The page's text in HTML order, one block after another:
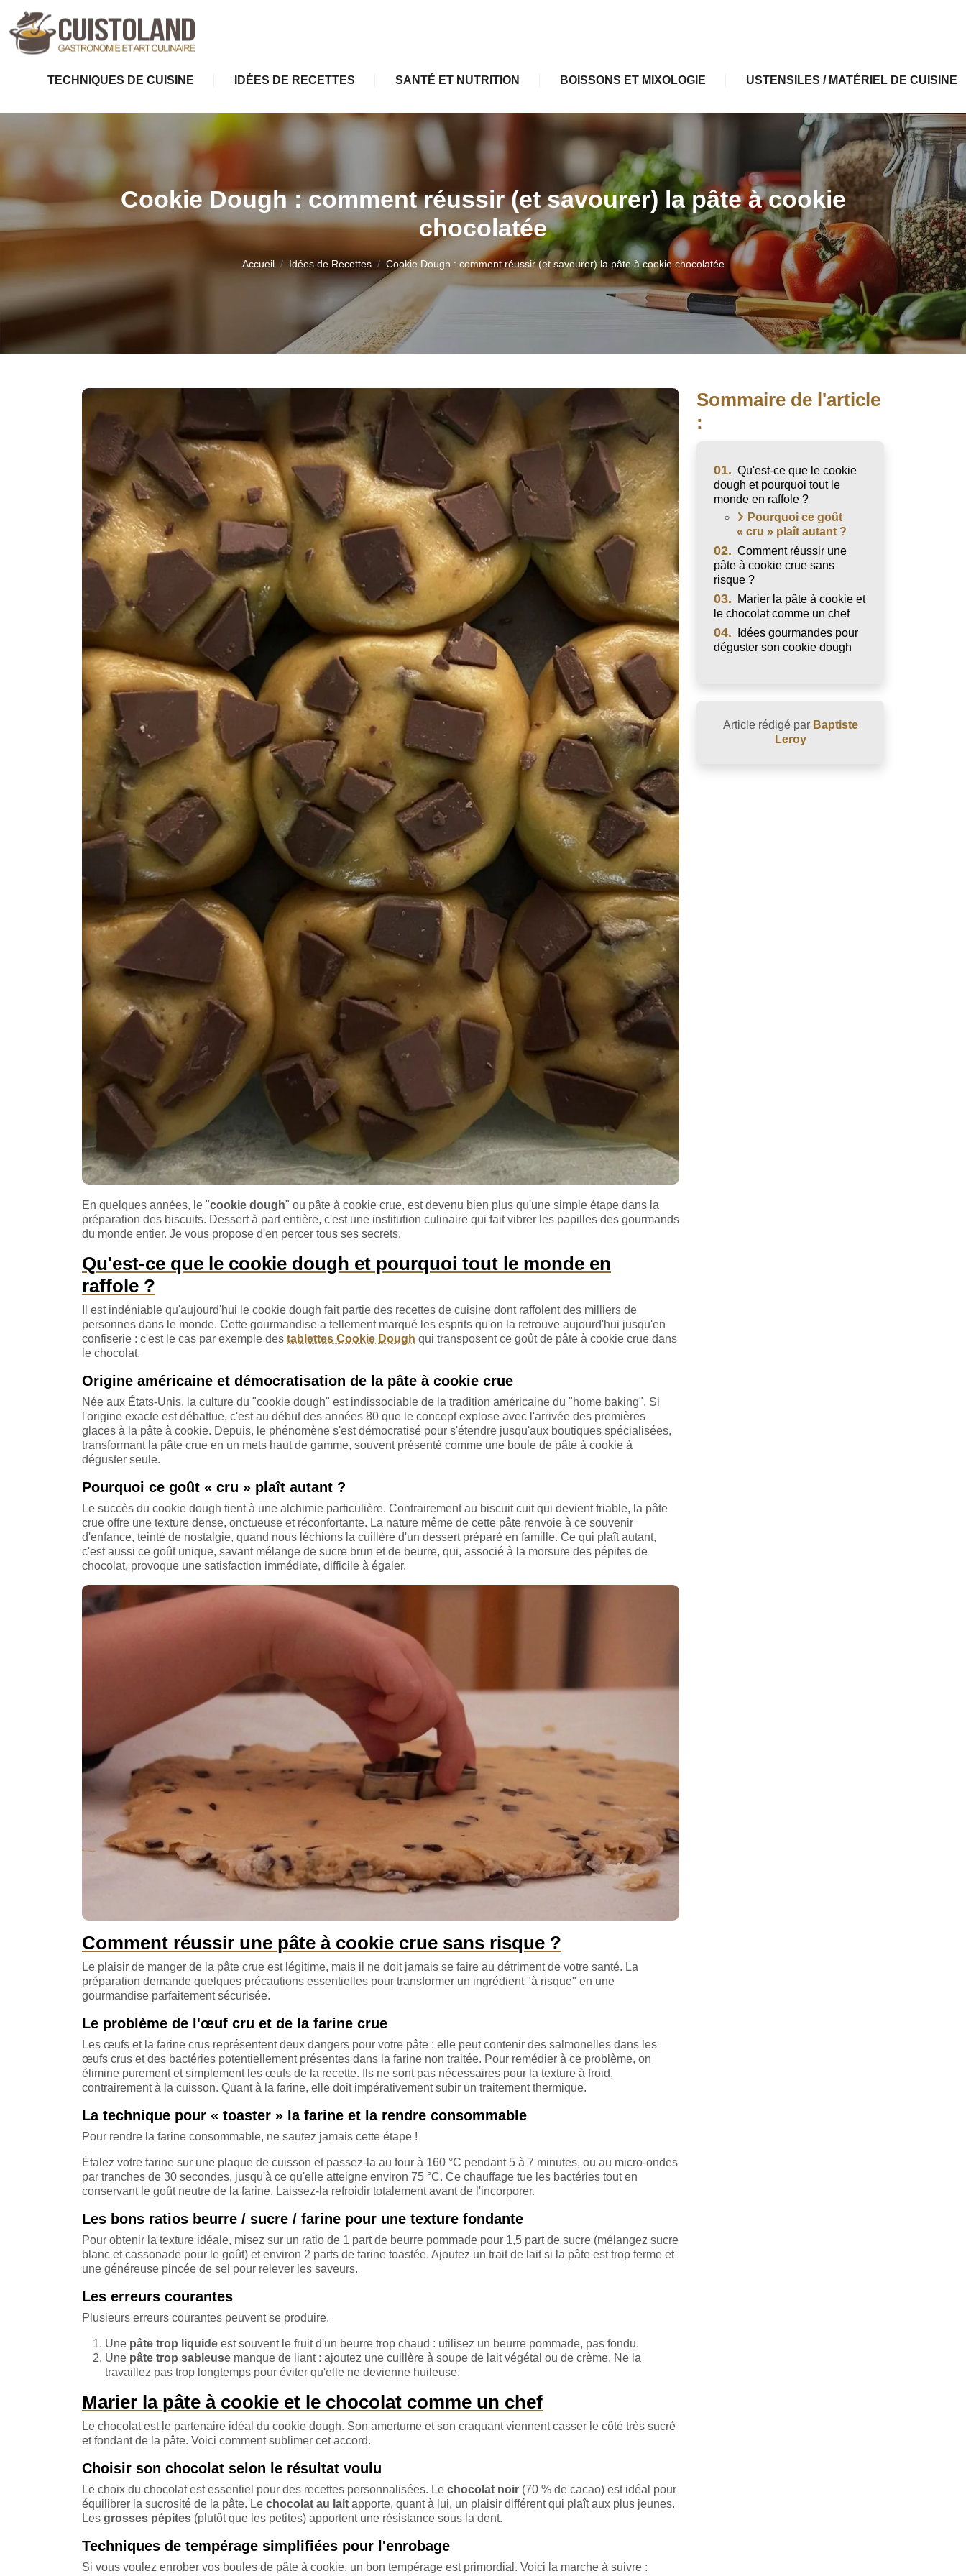
TECHNIQUES DE CUISINE IDÉES DE RECETTES SANTÉ ET NUTRITION BOISSONS ET MIXOLOGIE USTENSILES / MATÉRIEL DE CUISINE
Cookie Dough : comment réussir (et savourer) la pâte à cookie
chocolatée
Accueil Idées de Recettes Cookie Dough : comment réussir (et savourer) la pâte à cookie chocolatée
En quelques années, le "cookie dough" ou pâte à cookie crue, est devenu bien plus qu'une simple étape dans la
préparation des biscuits. Dessert à part entière, c'est une institution culinaire qui fait vibrer les papilles des gourmands
du monde entier. Je vous propose d'en percer tous ses secrets.
Qu'est-ce que le cookie dough et pourquoi tout le monde en
raffole ?
Il est indéniable qu'aujourd'hui le cookie dough fait partie des recettes de cuisine dont raffolent des milliers de
personnes dans le monde. Cette gourmandise a tellement marqué les esprits qu'on la retrouve aujourd'hui jusqu'en
confiserie : c'est le cas par exemple des tablettes Cookie Dough qui transposent ce goût de pâte à cookie crue dans
le chocolat.
Origine américaine et démocratisation de la pâte à cookie crue
Née aux États-Unis, la culture du "cookie dough" est indissociable de la tradition américaine du "home baking". Si
l'origine exacte est débattue, c'est au début des années 80 que le concept explose avec l'arrivée des premières
glaces à la pâte à cookie. Depuis, le phénomène s'est démocratisé pour s'étendre jusqu'aux boutiques spécialisées,
transformant la pâte crue en un mets haut de gamme, souvent présenté comme une boule de pâte à cookie à
déguster seule.
Pourquoi ce goût « cru » plaît autant ?
Le succès du cookie dough tient à une alchimie particulière. Contrairement au biscuit cuit qui devient friable, la pâte
crue offre une texture dense, onctueuse et réconfortante. La nature même de cette pâte renvoie à ce souvenir
d'enfance, teinté de nostalgie, quand nous léchions la cuillère d'un dessert préparé en famille. Ce qui plaît autant,
c'est aussi ce goût unique, savant mélange de sucre brun et de beurre, qui, associé à la morsure des pépites de
chocolat, provoque une satisfaction immédiate, difficile à égaler.
Comment réussir une pâte à cookie crue sans risque ?
Le plaisir de manger de la pâte crue est légitime, mais il ne doit jamais se faire au détriment de votre santé. La
préparation demande quelques précautions essentielles pour transformer un ingrédient "à risque" en une
gourmandise parfaitement sécurisée.
Le problème de l'œuf cru et de la farine crue
Les œufs et la farine crus représentent deux dangers pour votre pâte : elle peut contenir des salmonelles dans les
œufs crus et des bactéries potentiellement présentes dans la farine non traitée. Pour remédier à ce problème, on
élimine purement et simplement les œufs de la recette. Ils ne sont pas nécessaires pour la texture à froid,
contrairement à la cuisson. Quant à la farine, elle doit impérativement subir un traitement thermique.
La technique pour « toaster » la farine et la rendre consommable
Pour rendre la farine consommable, ne sautez jamais cette étape !
Étalez votre farine sur une plaque de cuisson et passez-la au four à 160 °C pendant 5 à 7 minutes, ou au micro-ondes
par tranches de 30 secondes, jusqu'à ce qu'elle atteigne environ 75 °C. Ce chauffage tue les bactéries tout en
conservant le goût neutre de la farine. Laissez-la refroidir totalement avant de l'incorporer.
Les bons ratios beurre / sucre / farine pour une texture fondante
Pour obtenir la texture idéale, misez sur un ratio de 1 part de beurre pommade pour 1,5 part de sucre (mélangez sucre
blanc et cassonade pour le goût) et environ 2 parts de farine toastée. Ajoutez un trait de lait si la pâte est trop ferme et
une généreuse pincée de sel pour relever les saveurs.
Les erreurs courantes
Plusieurs erreurs courantes peuvent se produire.
Une pâte trop liquide est souvent le fruit d'un beurre trop chaud : utilisez un beurre pommade, pas fondu.
Une pâte trop sableuse manque de liant : ajoutez une cuillère à soupe de lait végétal ou de crème. Ne la
travaillez pas trop longtemps pour éviter qu'elle ne devienne huileuse.
Marier la pâte à cookie et le chocolat comme un chef
Le chocolat est le partenaire idéal du cookie dough. Son amertume et son craquant viennent casser le côté très sucré
et fondant de la pâte. Voici comment sublimer cet accord.
Choisir son chocolat selon le résultat voulu
Le choix du chocolat est essentiel pour des recettes personnalisées. Le chocolat noir (70 % de cacao) est idéal pour
équilibrer la sucrosité de la pâte. Le chocolat au lait apporte, quant à lui, un plaisir différent qui plaît aux plus jeunes.
Les grosses pépites (plutôt que les petites) apportent une résistance sous la dent.
Techniques de tempérage simplifiées pour l'enrobage
Si vous voulez enrober vos boules de pâte à cookie, un bon tempérage est primordial. Voici la marche à suivre :
Sommaire de l'article
:
01. Qu'est-ce que le cookie
dough et pourquoi tout le
monde en raffole ?
Pourquoi ce goût
« cru » plaît autant ?
02. Comment réussir une
pâte à cookie crue sans
risque ?
03.
Marier la pâte à cookie et
le chocolat comme un chef
04.
Idées gourmandes pour
déguster son cookie dough
Article rédigé par Baptiste
Leroy